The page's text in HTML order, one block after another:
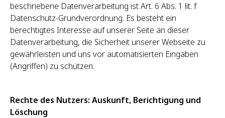
beschriebene Datenverarbeitung ist Art. 6 Abs. 1 lit. f
Datenschutz-Grundverordnung. Es besteht ein
berechtigtes Interesse auf unserer Seite an dieser
Datenverarbeitung, die Sicherheit unserer Webseite zu
gewährleisten und uns vor automatisierten Eingaben
(Angriffen) zu schützen.
Rechte des Nutzers: Auskunft, Berichtigung und
Löschung